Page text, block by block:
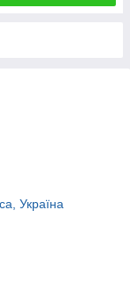
Україна